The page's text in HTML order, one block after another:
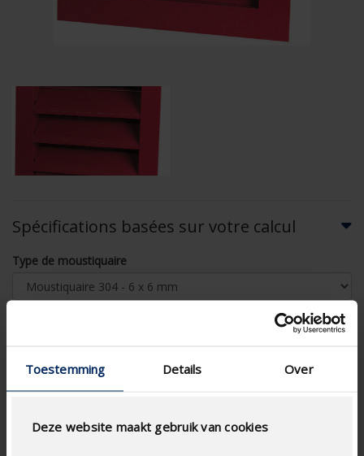
Toestemming Details Over
Deze website maakt gebruik van cookies
Spécifications basées sur votre calcul
Type de moustiquaire
CALCUL DU DÉBIT D'AIR
Spécifications techniques